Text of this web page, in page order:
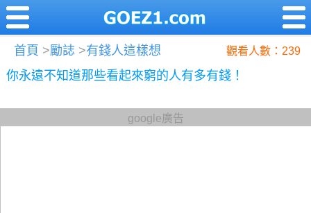
首頁 >勵誌 >有錢人這樣想 觀看人數：239
你永遠不知道那些看起來窮的人有多有錢！
google廣告